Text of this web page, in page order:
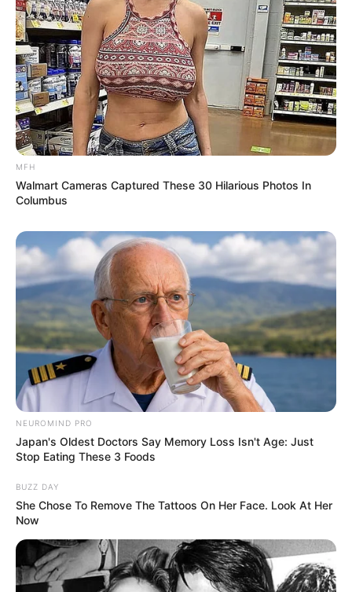
MFH
Walmart Cameras Captured These 30 Hilarious Photos In
Columbus
NEUROMIND PRO
Japan's Oldest Doctors Say Memory Loss Isn't Age: Just
Stop Eating These 3 Foods
BUZZ DAY
She Chose To Remove The Tattoos On Her Face. Look At Her
Now